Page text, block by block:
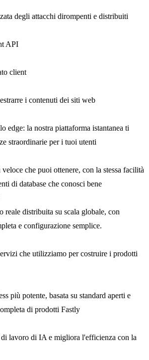
degli attacchi dirompenti e distribuiti
API
client
i contenuti dei siti web
edge: la nostra piattaforma istantanea ti
straordinarie per i tuoi utenti
che puoi ottenere, con la stessa facilità
di database che conosci bene
reale distribuita su scala globale, con
e configurazione semplice.
che utilizziamo per costruire i prodotti
più potente, basata su standard aperti e
di prodotti Fastly
lavoro di IA e migliora l'efficienza con la